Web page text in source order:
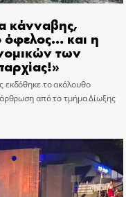
κάνναβης,
και η
των
εκδόθηκε το ακόλουθο
από το τμήμα Δίωξης